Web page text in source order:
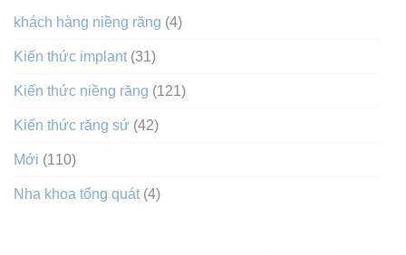
khách hàng niềng răng (4)
Kiến thức implant (31)
Kiến thức niềng răng (121)
Kiến thức răng sứ (42)
Mới (110)
Nha khoa tổng quát (4)